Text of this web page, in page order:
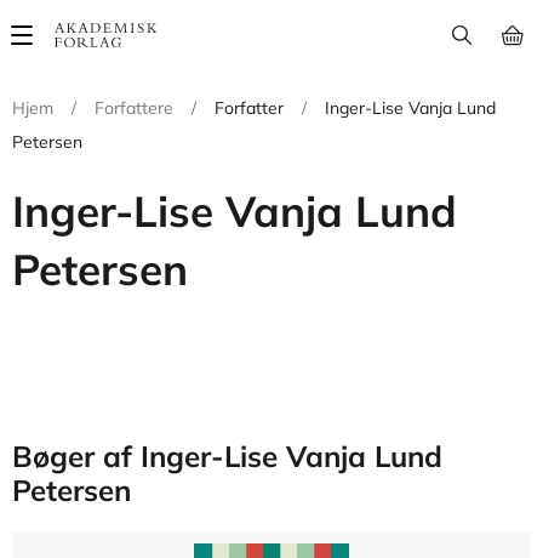
Main
Hjem
/ Forfattere / Forfatter /
Inger-Lise Vanja Lund
Petersen
Inger-Lise Vanja Lund
Petersen
Bøger af Inger-Lise Vanja Lund
Petersen